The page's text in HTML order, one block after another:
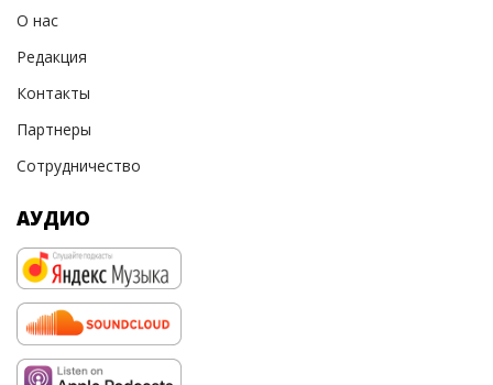
О нас
Редакция
Контакты
Партнеры
Сотрудничество
АУДИО